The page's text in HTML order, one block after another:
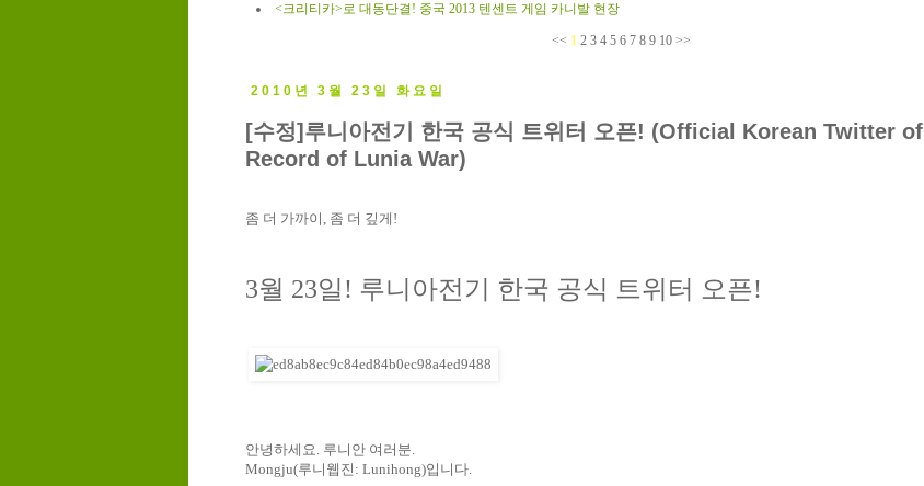
<크리티카>로 대동단결! 중국 2013 텐센트 게임 카니발 현장
<< 1 2 3 4 5 6 7 8 9 10 >>
2010년 3월 23일 화요일
[수정]루니아전기 한국 공식 트위터 오픈! (Official Korean Twitter of
Record of Lunia War)
좀 더 가까이 , 좀 더 깊게 !
3월 23일 ! 루니아전기 한국 공식 트위터 오픈!
안녕하세요. 루니안 여러분.
Mongju(루니웹진: Lunihong)입니다.